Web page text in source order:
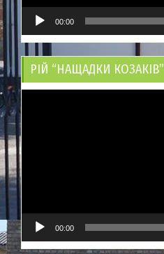
00:00
РІЙ “НАЩАДКИ КОЗАКІВ”
00:00